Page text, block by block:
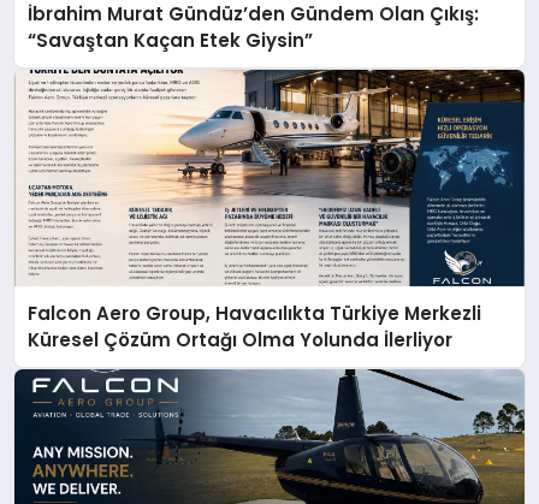
İbrahim Murat Gündüz’den Gündem Olan Çıkış:
“Savaştan Kaçan Etek Giysin”
Falcon Aero Group, Havacılıkta Türkiye Merkezli
Küresel Çözüm Ortağı Olma Yolunda İlerliyor